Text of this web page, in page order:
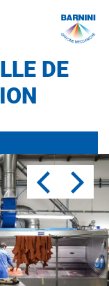
DE